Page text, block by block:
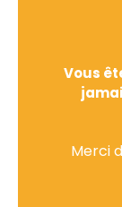
Vous
Merci